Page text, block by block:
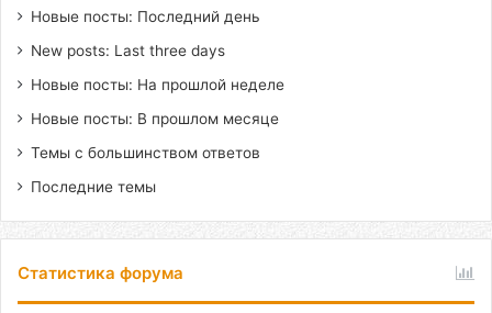
Новые посты: Последний день
New posts: Last three days
Новые посты: На прошлой неделе
Новые посты: В прошлом месяце
Темы с большинством ответов
Последние темы
Статистика форума